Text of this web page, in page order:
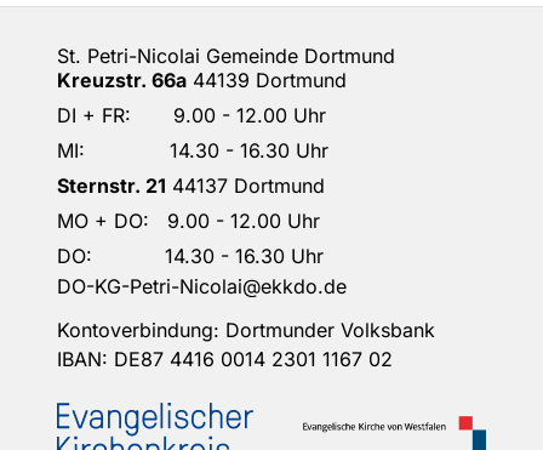
St. Petri-Nicolai Gemeinde Dortmund
Kreuzstr. 66a 44139 Dortmund
DI + FR: 9.00 - 12.00 Uhr
MI: 14.30 - 16.30 Uhr
Sternstr. 21 44137 Dortmund
MO + DO: 9.00 - 12.00 Uhr
DO: 14.30 - 16.30 Uhr
DO-KG-Petri-Nicolai@ekkdo.de
Kontoverbindung: Dortmunder Volksbank
IBAN: DE87 4416 0014 2301 1167 02